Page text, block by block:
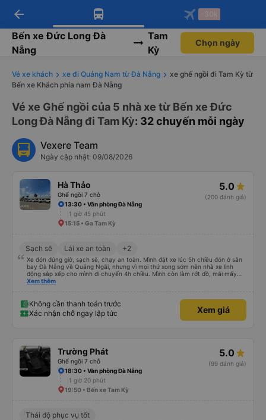
Tải app Vexere ngay!
Nhận ưu đãi thành viên độc
quyền
Mở app
Tải app Vexere
-30k/ghế khi đặt vé máy bay qua
app
Mở app
arrow_back -30k
Bến xe Đức Long Đà
Nẵng
Tam
Kỳ
Chọn ngày
Vé xe khách xe đi Quảng Nam từ Đà Nẵng
xe ghế ngồi đi Tam Kỳ từ
Bến xe Khách phía nam Đà Nẵng
Vé xe Ghế ngồi của 5 nhà xe từ Bến xe Đức
Long Đà Nẵng đi Tam Kỳ: 32 chuyến mỗi ngày
Vexere Team
Ngày cập nhật: 09/08/2026
Hà Thảo
Ghế ngồi 7 chỗ
5.0
(200 đánh giá)
13:30 • Văn phòng Đà Nẵng
1 giờ 45 phút
15:15 • Ga Tam Kỳ
Sạch sẽ Lái xe an toàn +2
Xe đón đúng giờ, sạch sẽ, chạy an toàn. Mình đặt xe lúc 5h chiều đón ở sân
bay Đà Nẵng về Quảng Ngãi, nhưng vì mọi thứ xong sớm nên nhà xe linh
động sắp xếp cho mình đi chuyến 4h chiều. Mình còn làm rớt đồ, mãi mấy
ngày sau mới phát hiện ra, và phía nhà xe cũng giúp mình tìm lại. Lần sau
Xem thêm
Không cần thanh toán trước
Xác nhận chỗ ngay lập tức
Xem giá
Trường Phát
Ghế ngồi 7 chỗ
5.0
(99 đánh giá)
18:30 • Văn phòng Đà Nẵng
1 giờ 20 phút
19:50 • Bến xe Tam Kỳ
Thái độ phục vụ tốt